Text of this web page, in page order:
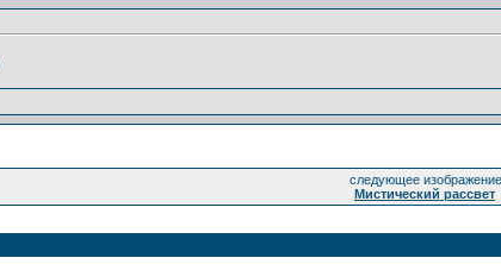
следующее
Мистический рассвет